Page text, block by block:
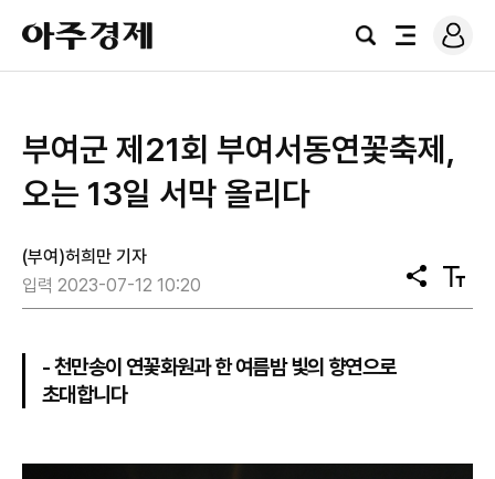
아
주
경
검
전
로
그
부여군 제21회 부여서동연꽃축제,
오는 13일 서막 올리다
(부여)허희만 기자
입력 2023-07-12 10:20
공
유
텍
스
- 천만송이 연꽃화원과 한 여름밤 빛의 향연으로
초대합니다